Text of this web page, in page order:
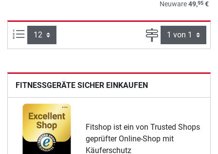
Neuware49,95 €
Artikel pro Seite: Seite
FITNESSGERÄTE SICHER EINKAUFEN
Fitshop ist ein von Trusted Shops
geprüfter Online-Shop mit
Käuferschutz